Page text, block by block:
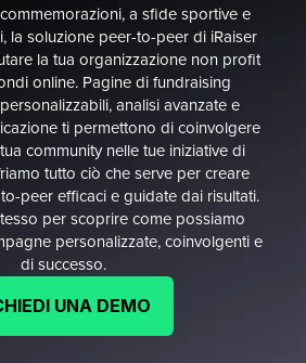
a sfide sportive e
la soluzione peer-to-peer di iRaiser
la tua organizzazione non profit
online. Pagine di fundraising
analisi avanzate e
ti permettono di coinvolgere
community nelle tue iniziative di
tutto ciò che serve per creare
peer efficaci e guidate dai risultati.
per scoprire come possiamo
personalizzate, coinvolgenti e
di successo.
UNA DEMO